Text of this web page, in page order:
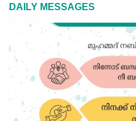
DAILY MESSAGES